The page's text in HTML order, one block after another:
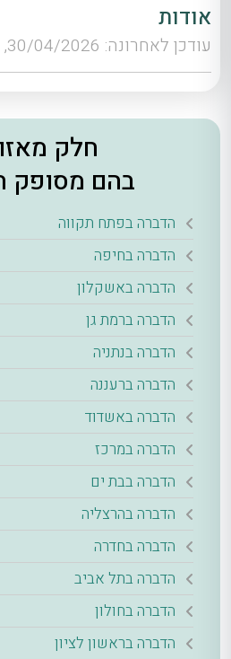
אודות
עודכן לאחרונה: 30/04/2026, 06:53
חלק
בהם מסופק
הדברה בפתח תקווה
הדברה בחיפה
הדברה באשקלון
הדברה ברמת גן
הדברה בנתניה
הדברה ברעננה
הדברה באשדוד
הדברה במרכז
הדברה בבת ים
הדברה בהרצליה
הדברה בחדרה
הדברה בתל אביב
הדברה בחולון
הדברה בראשון לציון